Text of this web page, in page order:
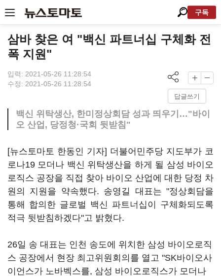
구독
삼바 찾은 여 "백신 파트너십 구체화 전
폭 지원"
입력: 2021-05-26 11:28:54
수정: 2021-05-26 11:28:54
답글쓰기
백신 위탁생산, 한미정상회담 성과 띄우기…"바이
오 산업, 당정청·국회 뒷받침"
[뉴스토마토 한동인 기자] 더불어민주당 지도부가 코
로나19 모더나 백신 위탁생산을 하게 될 삼성 바이오
로직스 공장을 직접 찾아 바이오 산업에 대한 당정 차
원의 지원을 약속했다. 송영길 대표는 "정상회담을
통해 합의한 글로벌 백신 파트너십이 구체화되도록
적극 뒷받침하겠다"고 밝혔다.
26일 송 대표는 인천 송도에 위치한 삼성 바이오로직
스 공장에서 현장 최고위원회의를 열고 "SK바이오사
이언스가 노바벡스를, 삼성 바이오로직스가 모더나